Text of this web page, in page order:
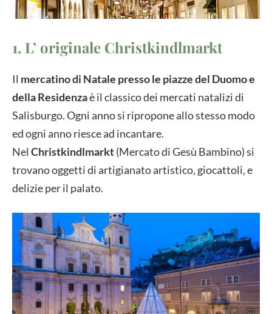
1. L’ originale Christkindlmarkt
Il mercatino di Natale presso le piazze del Duomo e
della Residenzaè il classico dei mercati natalizi di
Salisburgo. Ogni anno si ripropone allo stesso modo
ed ogni anno riesce ad incantare.
Nel Christkindlmarkt(Mercato di Gesù Bambino) si
trovano oggetti di artigianato artistico, giocattoli, e
delizie per il palato.